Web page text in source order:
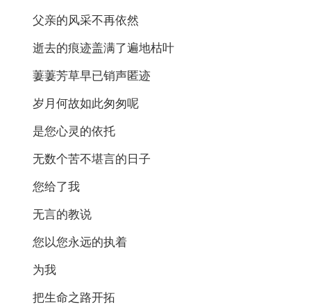
父亲的风采不再依然
逝去的痕迹盖满了遍地枯叶
萋萋芳草早已销声匿迹
岁月何故如此匆匆呢
是您心灵的依托
无数个苦不堪言的日子
您给了我
无言的教说
您以您永远的执着
为我
把生命之路开拓